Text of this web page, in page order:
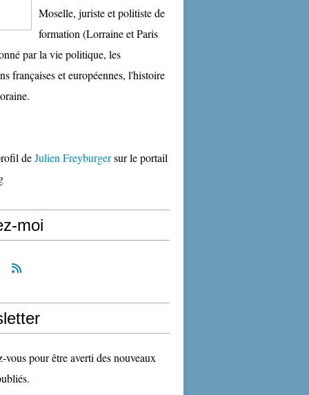
Moselle, juriste et politiste de
formation (Lorraine et Paris
par la vie politique, les
françaises et européennes, l'histoire
deJulien Freyburgersur le portail
moi
vous pour être averti des nouveaux